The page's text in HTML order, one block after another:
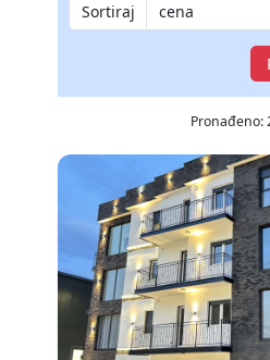
Sortiraj
Pronađeno: